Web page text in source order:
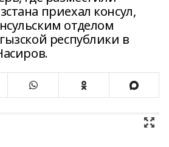
приехал консул,
отделом
республики в